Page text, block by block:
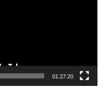
01:27:20